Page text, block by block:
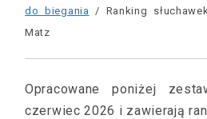
do biegania / Ranking
Matz
Opracowane poniżej
czerwiec 2026 i zawierają